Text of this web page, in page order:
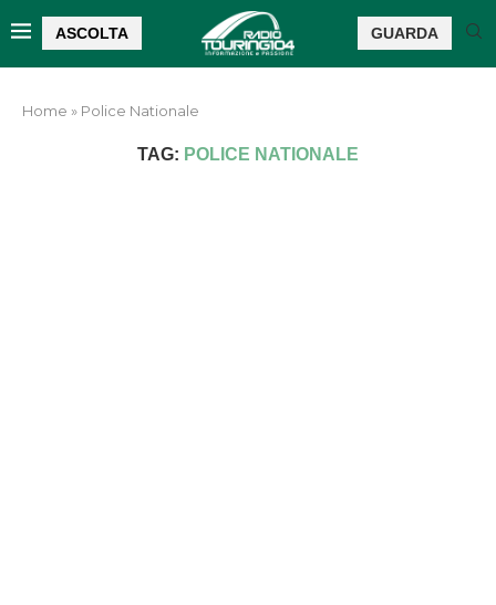
ASCOLTA GUARDA
Home » Police Nationale
TAG: POLICE NATIONALE